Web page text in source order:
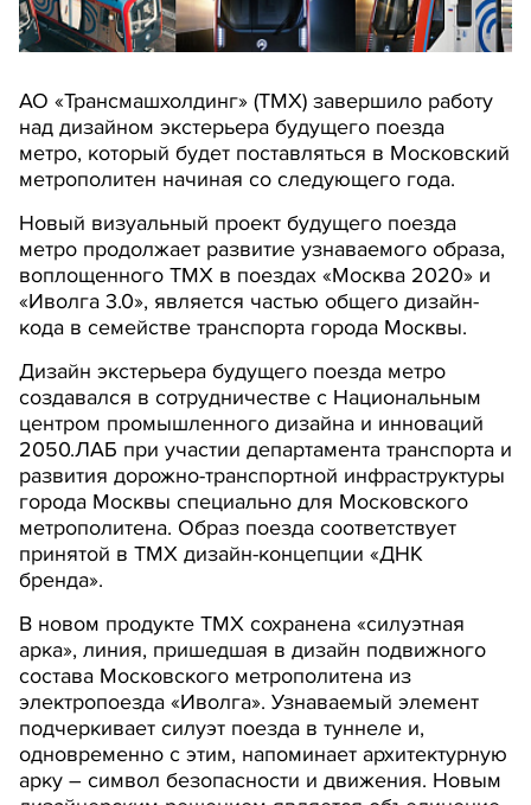
АО «Трансмашхолдинг» (ТМХ) завершило работу
над дизайном экстерьера будущего поезда
метро, который будет поставляться в Московский
метрополитен начиная со следующего года.
Новый визуальный проект будущего поезда
метро продолжает развитие узнаваемого образа,
воплощенного ТМХ в поездах «Москва 2020» и
«Иволга 3.0», является частью общего дизайн-
кода в семействе транспорта города Москвы.
Дизайн экстерьера будущего поезда метро
создавался в сотрудничестве с Национальным
центром промышленного дизайна и инноваций
2050.ЛАБ при участии департамента транспорта и
развития дорожно-транспортной инфраструктуры
города Москвы специально для Московского
метрополитена. Образ поезда соответствует
принятой в ТМХ дизайн-концепции «ДНК
бренда».
В новом продукте ТМХ сохранена «силуэтная
арка», линия, пришедшая в дизайн подвижного
состава Московского метрополитена из
электропоезда «Иволга». Узнаваемый элемент
подчеркивает силуэт поезда в туннеле и,
одновременно с этим, напоминает архитектурную
арку – символ безопасности и движения. Новым